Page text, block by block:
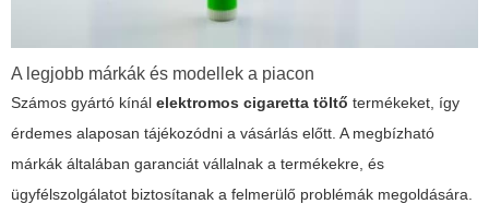
A legjobb márkák és modellek a piacon
Számos gyártó kínál elektromos cigaretta töltő termékeket, így
érdemes alaposan tájékozódni a vásárlás előtt. A megbízható
márkák általában garanciát vállalnak a termékekre, és
ügyfélszolgálatot biztosítanak a felmerülő problémák megoldására.